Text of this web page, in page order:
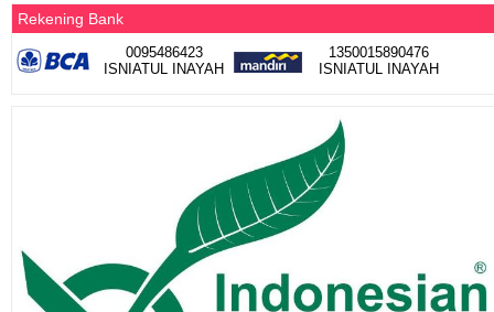
Rekening Bank
0095486423
ISNIATUL INAYAH
1350015890476
ISNIATUL INAYAH